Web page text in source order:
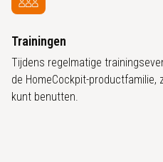
Trainingen
Tijdens regelmatige
de HomeCockpit-
kunt benutten.